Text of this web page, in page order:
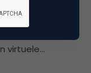
virtuele…